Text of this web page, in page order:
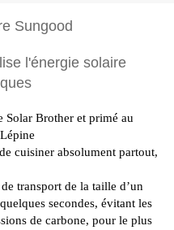
Sungood
l'énergie solaire
Solar Brother et primé au
Lépine
cuisiner absolument partout,
transport de la taille d’un
secondes, évitant les
de carbone, pour le plus